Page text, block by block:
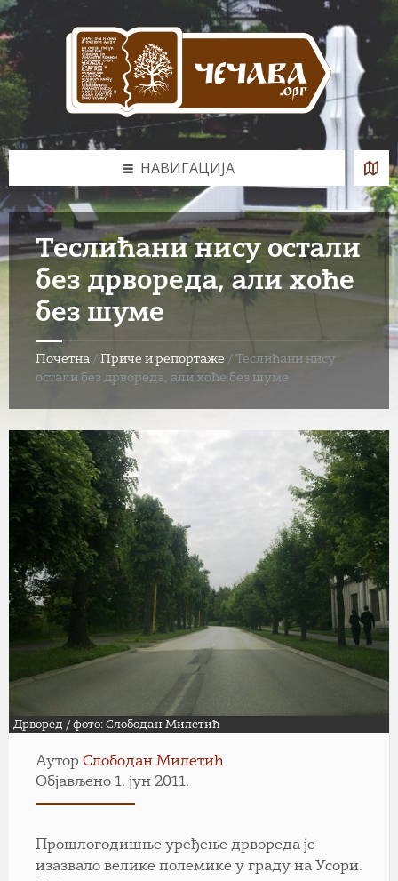
Skip
to
content
Skip
to
left
sidebar
Skip
to
footer
НАВИГАЦИЈА
Теслићани нису остали
без дрвореда, али хоће
без шуме
Почетна / Приче и репортаже / Теслићани нису
остали без дрвореда, али хоће без шуме
Дрворед / фото: Слободан Милетић
Аутор Слободан Милетић
Објављено 1. јун 2011.
Прошлогодишње уређење дрвореда је
изазвало велике полемике у граду на Усори.